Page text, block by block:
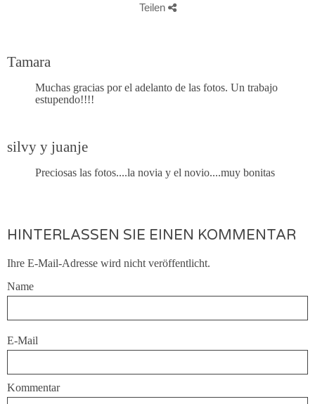
Teilen
Tamara
Muchas gracias por el adelanto de las fotos. Un trabajo
estupendo!!!!
silvy y juanje
Preciosas las fotos....la novia y el novio....muy bonitas
HINTERLASSEN SIE EINEN KOMMENTAR
Ihre E-Mail-Adresse wird nicht veröffentlicht.
Name
E-Mail
Kommentar